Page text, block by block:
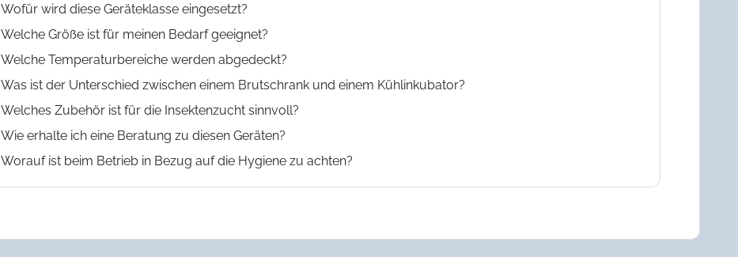
Wofür wird diese Geräteklasse eingesetzt?
Welche Größe ist für meinen Bedarf geeignet?
Welche Temperaturbereiche werden abgedeckt?
Was ist der Unterschied zwischen einem Brutschrank und einem Kühlinkubator?
Welches Zubehör ist für die Insektenzucht sinnvoll?
Wie erhalte ich eine Beratung zu diesen Geräten?
Worauf ist beim Betrieb in Bezug auf die Hygiene zu achten?